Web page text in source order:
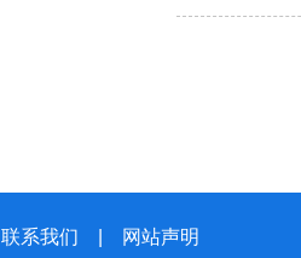
市市
联系我们
网站声明